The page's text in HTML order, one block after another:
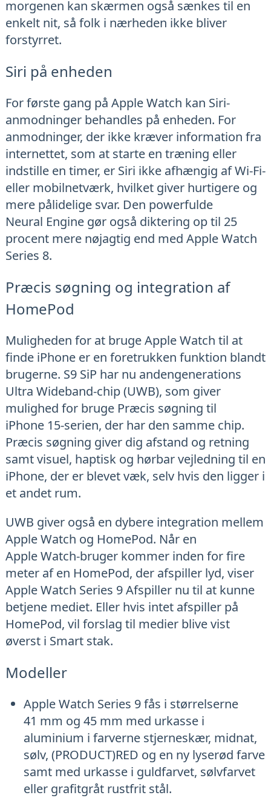
morgenen kan skærmen også sænkes til en
enkelt nit, så folk i nærheden ikke bliver
forstyrret.
Siri på enheden
For første gang på Apple Watch kan Siri-
anmodninger behandles på enheden. For
anmodninger, der ikke kræver information fra
internettet, som at starte en træning eller
indstille en timer, er Siri ikke afhængig af Wi-Fi-
eller mobilnetværk, hvilket giver hurtigere og
mere pålidelige svar. Den powerfulde
Neural Engine gør også diktering op til 25
procent mere nøjagtig end med Apple Watch
Series 8.
Præcis søgning og integration af
HomePod
Muligheden for at bruge Apple Watch til at
finde iPhone er en foretrukken funktion blandt
brugerne. S9 SiP har nu andengenerations
Ultra Wideband-chip (UWB), som giver
mulighed for bruge Præcis søgning til
iPhone 15-serien, der har den samme chip.
Præcis søgning giver dig afstand og retning
samt visuel, haptisk og hørbar vejledning til en
iPhone, der er blevet væk, selv hvis den ligger i
et andet rum.
UWB giver også en dybere integration mellem
Apple Watch og HomePod. Når en
Apple Watch-bruger kommer inden for fire
meter af en HomePod, der afspiller lyd, viser
Apple Watch Series 9 Afspiller nu til at kunne
betjene mediet. Eller hvis intet afspiller på
HomePod, vil forslag til medier blive vist
øverst i Smart stak.
Modeller
Apple Watch Series 9 fås i størrelserne
41 mm og 45 mm med urkasse i
aluminium i farverne stjerneskær, midnat,
sølv, (PRODUCT)RED og en ny lyserød farve
samt med urkasse i guldfarvet, sølvfarvet
eller grafitgråt rustfrit stål.